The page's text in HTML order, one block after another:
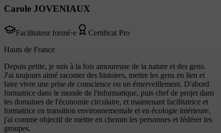
Carole JOVENIAUX
Facilitateur formé·e
Certificat Pro
Hauts de France
Depuis petite, je suis à la fois amoureuse de la nature et des gens.
J'ai toujours aimé raconter des histoires, mettre les gens en lien et
faire vivre une prise de conscience ou un émerveillement. D'abord
formatrice dans le monde de l'informatique, puis chef de projet dans
les domaines de l'économie circulaire, et maintenant facilitatrice et
formatrice en transition environnementale et en écologie intérieure,
j'ai comme objectif de mettre en chemin les personnes et fédérer les
groupes.